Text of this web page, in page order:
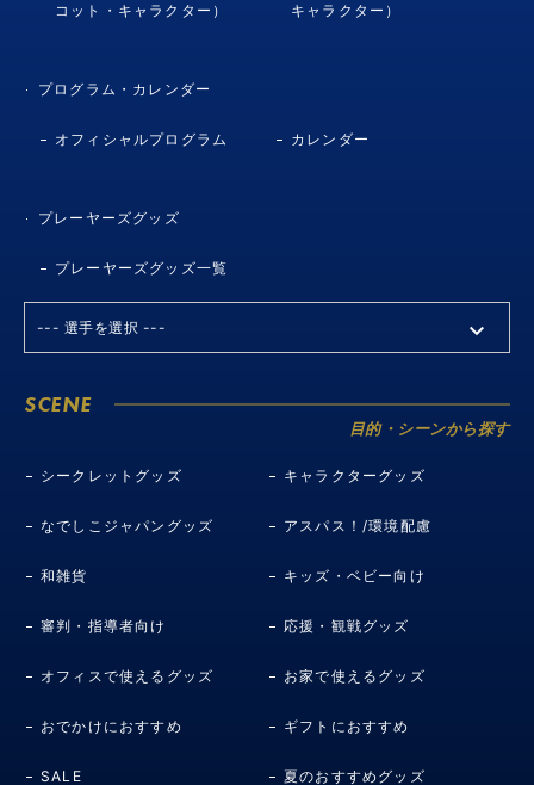
コット・キャラクター）
キャラクター）
プログラム・カレンダー
オフィシャルプログラム カレンダー
プレーヤーズグッズ
プレーヤーズグッズ一覧
SCENE
目的・シーンから探す
シークレットグッズ キャラクターグッズ
なでしこジャパングッズ アスパス！/環境配慮
和雑貨 キッズ・ベビー向け
審判・指導者向け 応援・観戦グッズ
オフィスで使えるグッズ お家で使えるグッズ
おでかけにおすすめ ギフトにおすすめ
SALE 夏のおすすめグッズ